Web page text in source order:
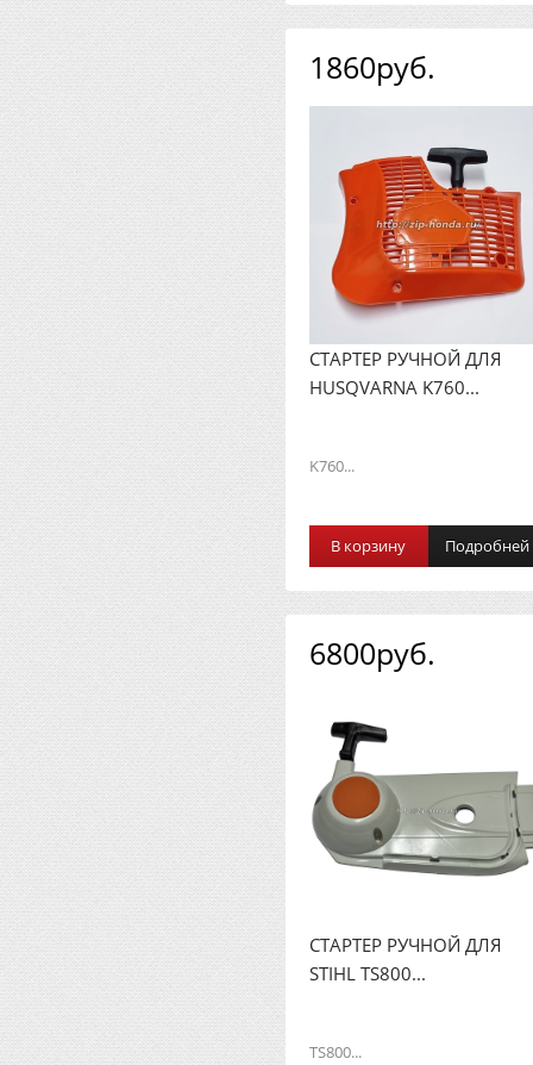
1860руб.
СТАРТЕР РУЧНОЙ ДЛЯ
HUSQVARNA K760...
K760...
В корзину Подробней
6800руб.
СТАРТЕР РУЧНОЙ ДЛЯ
STIHL TS800...
TS800...